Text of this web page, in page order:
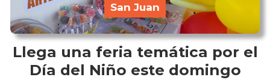
Llega una feria temática por el
Día del Niño este domingo
San Juan